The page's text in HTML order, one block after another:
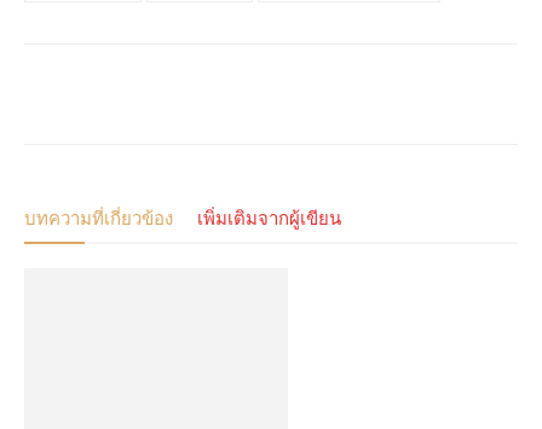
บทความที่เกี่ยวข้อง เพิ่มเติมจากผู้เขียน